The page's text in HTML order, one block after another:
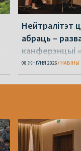
Нейтралітэт
абраць –
канферэнцыі
08 ЖНІЎНЯ 2026 НАВІНЫ